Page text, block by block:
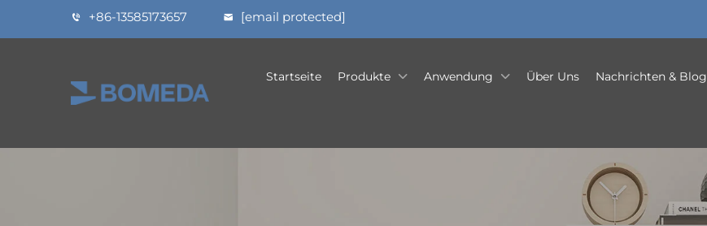
+86-13585173657 [email protected]
Startseite Produkte Anwendung Über Uns Nachrichten & Blog